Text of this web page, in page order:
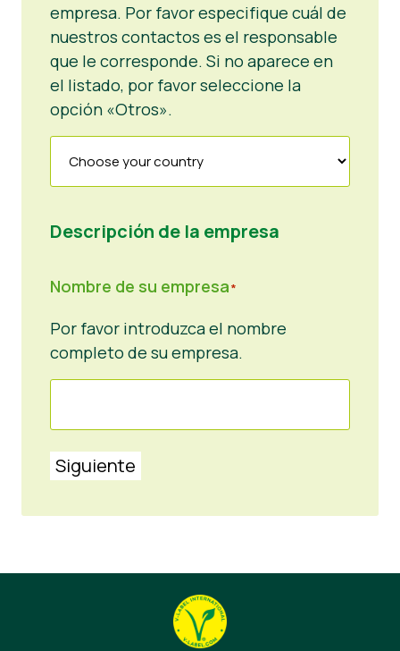
empresa. Por favor especifique cuál de
nuestros contactos es el responsable
que le corresponde. Si no aparece en
el listado, por favor seleccione la
opción «Otros».
Descripción de la empresa
Nombre de su empresa*
Por favor introduzca el nombre
completo de su empresa.
Siguiente